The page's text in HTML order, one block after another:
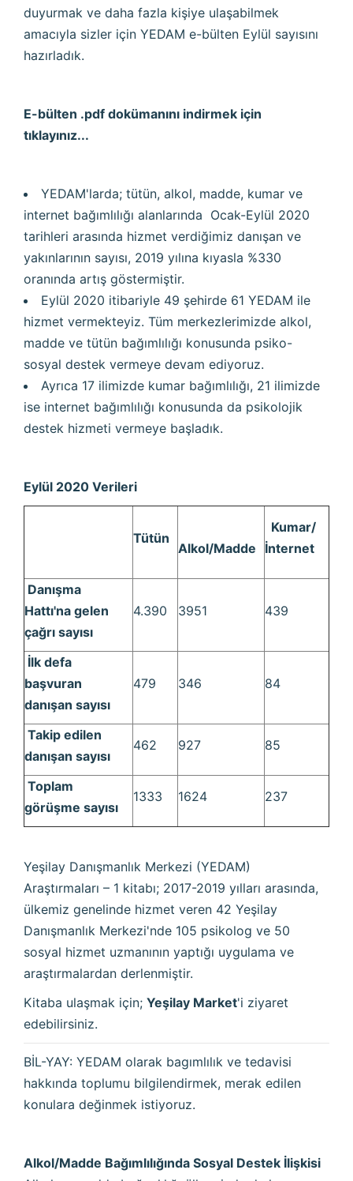
duyurmak ve daha fazla kişiye ulaşabilmek
amacıyla sizler için YEDAM e-bülten Eylül sayısını
hazırladık.
E-bülten .pdf dokümanını indirmek için
tıklayınız...
YEDAM'larda; tütün, alkol, madde, kumar ve
internet bağımlılığı alanlarında Ocak-Eylül 2020
tarihleri arasında hizmet verdiğimiz danışan ve
yakınlarının sayısı, 2019 yılına kıyasla %330
oranında artış göstermiştir.
Eylül 2020 itibariyle 49 şehirde 61 YEDAM ile
hizmet vermekteyiz. Tüm merkezlerimizde alkol,
madde ve tütün bağımlılığı konusunda psiko-
sosyal destek vermeye devam ediyoruz.
Ayrıca 17 ilimizde kumar bağımlılığı, 21 ilimizde
ise internet bağımlılığı konusunda da psikolojik
destek hizmeti vermeye başladık.
Eylül 2020 Verileri
Tütün
Alkol/Madde
Kumar/
İnternet
Danışma
Hattı'na gelen
çağrı sayısı
4.390 3951 439
İlk defa
başvuran
danışan sayısı
479 346 84
Takip edilen
danışan sayısı
462 927 85
Toplam
görüşme sayısı
1333 1624 237
Yeşilay Danışmanlık Merkezi (YEDAM)
Araştırmaları – 1 kitabı; 2017-2019 yılları arasında,
ülkemiz genelinde hizmet veren 42 Yeşilay
Danışmanlık Merkezi'nde 105 psikolog ve 50
sosyal hizmet uzmanının yaptığı uygulama ve
araştırmalardan derlenmiştir.
Kitaba ulaşmak için; Yeşilay Market'i ziyaret
edebilirsiniz.
BİL-YAY: YEDAM olarak bagımlılık ve tedavisi
hakkında toplumu bilgilendirmek, merak edilen
konulara değinmek istiyoruz.
Alkol/Madde Bağımlılığında Sosyal Destek İlişkisi